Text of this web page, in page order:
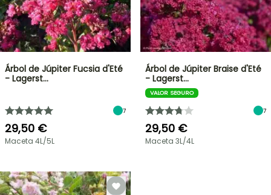
Árbol de Júpiter Fucsia d'Eté
- Lagerst…
7
29,50 €
Maceta 4L/5L
Árbol de Júpiter Braise d'Eté
- Lagerst…
VALOR SEGURO
7
29,50 €
Maceta 3L/4L